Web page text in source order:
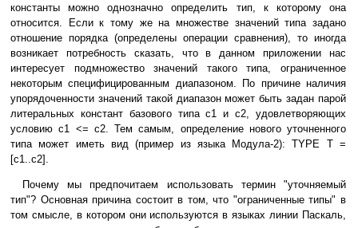
константы можно однозначно определить тип, к которому она
относится. Если к тому же на множестве значений типа задано
отношение порядка (определены операции сравнения), то иногда
возникает потребность сказать, что в данном приложении нас
интересует подмножество значений такого типа, ограниченное
некоторым специфицированным диапазоном. По причине наличия
упорядоченности значений такой диапазон может быть задан парой
литеральных констант базового типа c1 и c2, удовлетворяющих
условию c1 <= c2. Тем самым, определение нового уточненного
типа может иметь вид (пример из языка Модула-2): TYPE T =
[c1..c2].
Почему мы предпочитаем использовать термин "уточняемый
тип"? Основная причина состоит в том, что "ограниченные типы" в
том смысле, в котором они используются в языках линии Паскаль,